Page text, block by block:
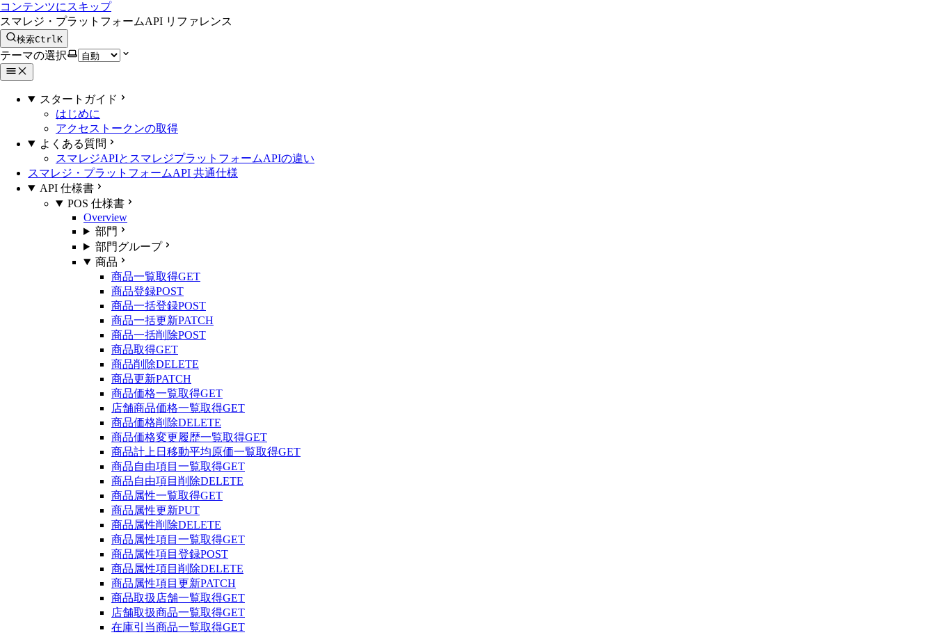
コンテンツにスキップ
スマレジ・プラットフォームAPI リファレンス
検索CtrlK
テーマの選択
スタートガイド
はじめに
アクセストークンの取得
よくある質問
スマレジAPIとスマレジプラットフォームAPIの違い
スマレジ・プラットフォームAPI 共通仕様
API 仕様書
POS 仕様書
Overview
部門
部門グループ
商品
商品一覧取得GET
商品登録POST
商品一括登録POST
商品一括更新PATCH
商品一括削除POST
商品取得GET
商品削除DELETE
商品更新PATCH
商品価格一覧取得GET
店舗商品価格一覧取得GET
商品価格削除DELETE
商品価格変更履歴一覧取得GET
商品計上日移動平均原価一覧取得GET
商品自由項目一覧取得GET
商品自由項目削除DELETE
商品属性一覧取得GET
商品属性更新PUT
商品属性削除DELETE
商品属性項目一覧取得GET
商品属性項目登録POST
商品属性項目削除DELETE
商品属性項目更新PATCH
商品取扱店舗一覧取得GET
店舗取扱商品一覧取得GET
在庫引当商品一覧取得GET